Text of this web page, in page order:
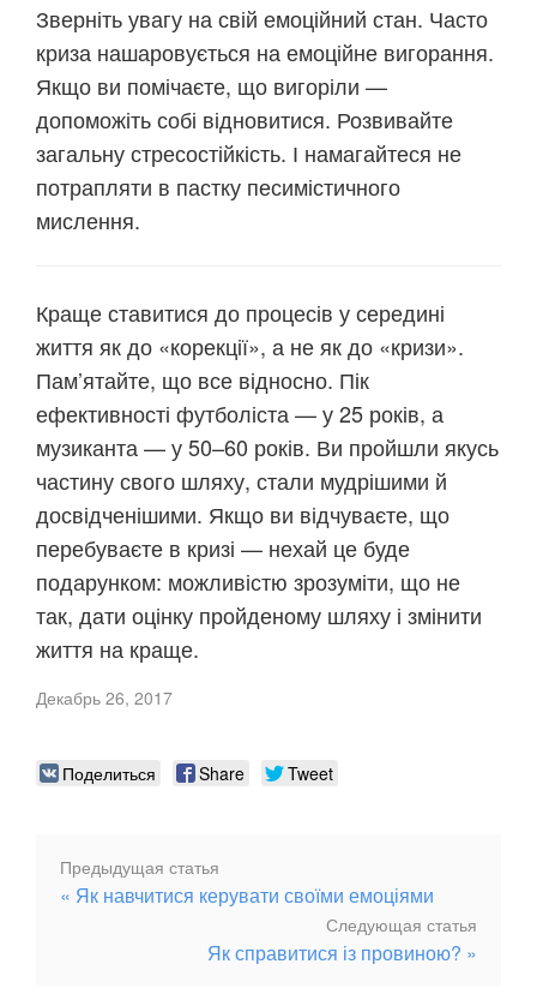
Зверніть увагу на свій емоційний стан. Часто
криза нашаровується на емоційне вигорання.
Якщо ви помічаєте, що вигоріли —
допоможіть собі відновитися. Розвивайте
загальну стресостійкість. І намагайтеся не
потрапляти в пастку песимістичного
мислення.
Краще ставитися до процесів у середині
життя як до «корекції», а не як до «кризи».
Пам’ятайте, що все відносно. Пік
ефективності футболіста — у 25 років, а
музиканта — у 50–60 років. Ви пройшли якусь
частину свого шляху, стали мудрішими й
досвідченішими. Якщо ви відчуваєте, що
перебуваєте в кризі — нехай це буде
подарунком: можливістю зрозуміти, що не
так, дати оцінку пройденому шляху і змінити
життя на краще.
Декабрь 26, 2017
Поделиться Share Tweet
Навигация
Предыдущая статья
статья
Як навчитися керувати своїми емоціями
Следующая статья
Як справитися із провиною?